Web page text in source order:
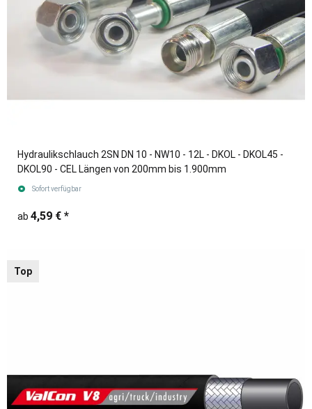
Hydraulikschlauch 2SN DN 10 - NW10 - 12L - DKOL - DKOL45 -
DKOL90 - CEL Längen von 200mm bis 1.900mm
Sofort verfügbar
ab 4,59 € *
Top